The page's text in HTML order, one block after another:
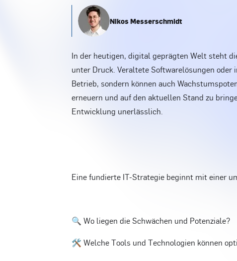
Nikos Messerschmidt
In der heutigen, digital geprägten Welt steht
unter Druck. Veraltete Softwarelösungen
Betrieb, sondern können auch
erneuern und auf den aktuellen Stand zu
Entwicklung unerlässlich.
Eine fundierte IT-Strategie beginnt mit einer
🔍 Wo liegen die Schwächen und Potenziale?
🛠️ Welche Tools und Technologien können